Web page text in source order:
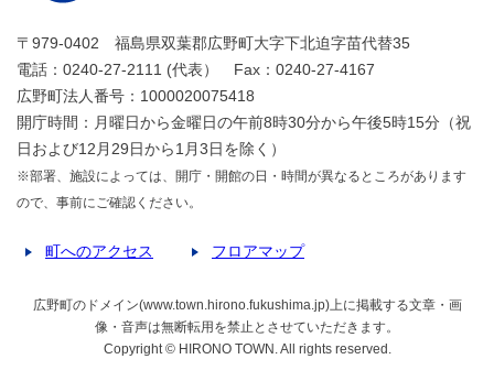
〒979-0402 福島県双葉郡広野町大字下北迫字苗代替35
電話：0240-27-2111 (代表） Fax：0240-27-4167
広野町法人番号：1000020075418
開庁時間：月曜日から金曜日の午前8時30分から午後5時15分（祝
日および12月29日から1月3日を除く）
※部署、施設によっては、開庁・開館の日・時間が異なるところがあります
ので、事前にご確認ください。
町へのアクセス フロアマップ
広野町のドメイン(www.town.hirono.fukushima.jp)上に掲載する文章・画
像・音声は無断転用を禁止とさせていただきます。
Copyright © HIRONO TOWN. All rights reserved.